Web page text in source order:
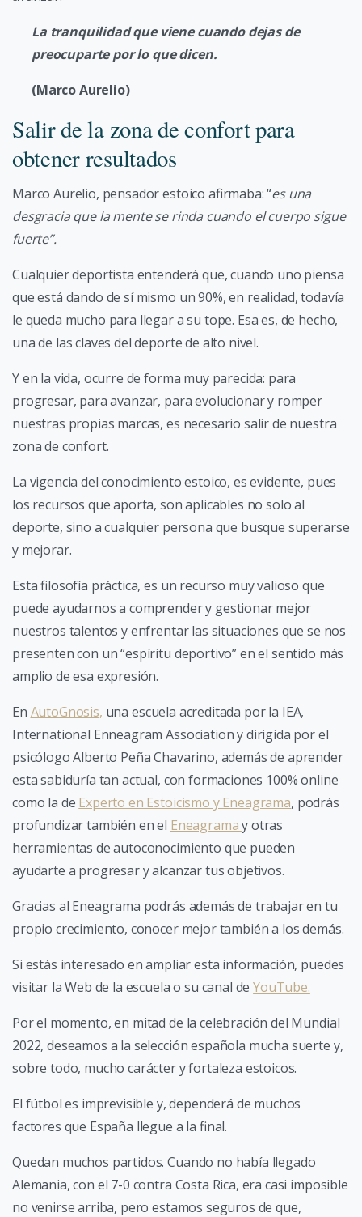
La tranquilidad que viene cuando dejas de
preocuparte por lo que dicen.
(Marco Aurelio)
Salir de la zona de confort para
obtener resultados
Marco Aurelio, pensador estoico afirmaba: “es una
desgracia que la mente se rinda cuando el cuerpo sigue
fuerte”.
Cualquier deportista entenderá que, cuando uno piensa
que está dando de sí mismo un 90%, en realidad, todavía
le queda mucho para llegar a su tope. Esa es, de hecho,
una de las claves del deporte de alto nivel.
Y en la vida, ocurre de forma muy parecida: para
progresar, para avanzar, para evolucionar y romper
nuestras propias marcas, es necesario salir de nuestra
zona de confort.
La vigencia del conocimiento estoico, es evidente, pues
los recursos que aporta, son aplicables no solo al
deporte, sino a cualquier persona que busque superarse
y mejorar.
Esta filosofía práctica, es un recurso muy valioso que
puede ayudarnos a comprender y gestionar mejor
nuestros talentos y enfrentar las situaciones que se nos
presenten con un “espíritu deportivo” en el sentido más
amplio de esa expresión.
En AutoGnosis, una escuela acreditada por la IEA,
International Enneagram Association y dirigida por el
psicólogo Alberto Peña Chavarino, además de aprender
esta sabiduría tan actual, con formaciones 100% online
como la de Experto en Estoicismo y Eneagrama, podrás
profundizar también en el Eneagramay otras
herramientas de autoconocimiento que pueden
ayudarte a progresar y alcanzar tus objetivos.
Gracias al Eneagrama podrás además de trabajar en tu
propio crecimiento, conocer mejor también a los demás.
Si estás interesado en ampliar esta información, puedes
visitar la Web de la escuela o su canal deYouTube.
Por el momento, en mitad de la celebración del Mundial
2022, deseamos a la selección española mucha suerte y,
sobre todo, mucho carácter y fortaleza estoicos.
El fútbol es imprevisible y, dependerá de muchos
factores que España llegue a la final.
Quedan muchos partidos. Cuando no había llegado
Alemania, con el 7-0 contra Costa Rica, era casi imposible
no venirse arriba, pero estamos seguros de que,